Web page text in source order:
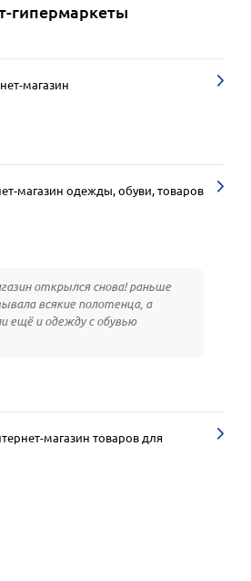
гипермаркеты
магазин
магазин одежды, обуви, товаров
открылся снова! раньше
всякие полотенца, а
ещё и одежду с обувью
магазин товаров для